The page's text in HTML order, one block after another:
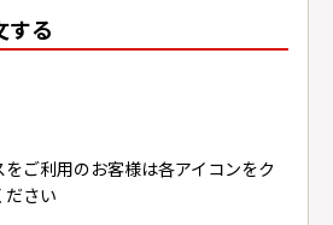
する
ご利用のお客様は各アイコンをク
ださい